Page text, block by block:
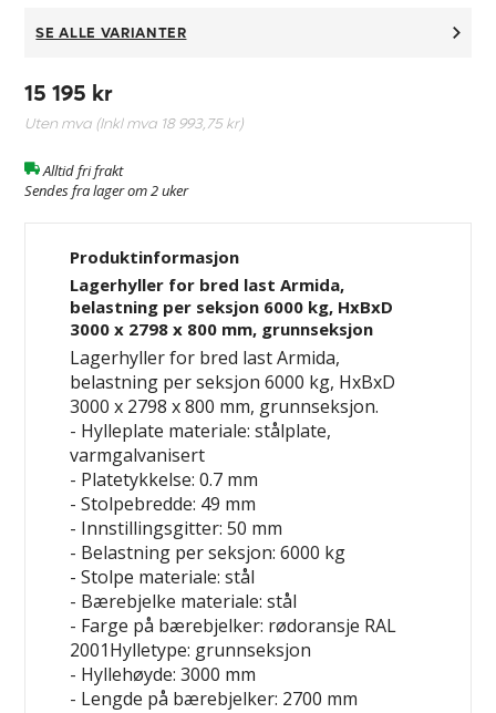
SE ALLE VARIANTER
15 195 kr
Uten mva (Inkl mva 18 993,75 kr)
Alltid fri frakt
Sendes fra lager om 2 uker
Produktinformasjon
Lagerhyller for bred last Armida,
belastning per seksjon 6000 kg, HxBxD
3000 x 2798 x 800 mm, grunnseksjon
Lagerhyller for bred last Armida,
belastning per seksjon 6000 kg, HxBxD
3000 x 2798 x 800 mm, grunnseksjon.
- Hylleplate materiale: stålplate,
varmgalvanisert
- Platetykkelse: 0.7 mm
- Stolpebredde: 49 mm
- Innstillingsgitter: 50 mm
- Belastning per seksjon: 6000 kg
- Stolpe materiale: stål
- Bærebjelke materiale: stål
- Farge på bærebjelker: rødoransje RAL
2001Hylletype: grunnseksjon
- Hyllehøyde: 3000 mm
- Lengde på bærebjelker: 2700 mm